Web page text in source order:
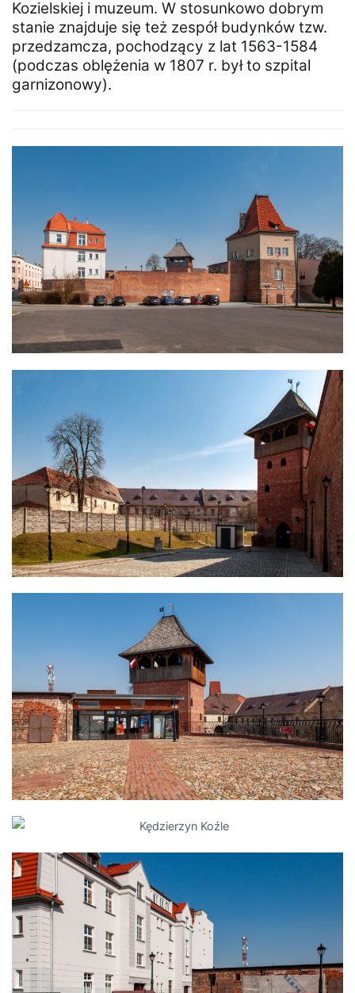
Kozielskiej i muzeum. W stosunkowo dobrym
stanie znajduje się też zespół budynków tzw.
przedzamcza, pochodzący z lat 1563-1584
(podczas oblężenia w 1807 r. był to szpital
garnizonowy).